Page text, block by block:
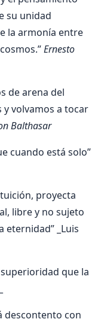
su unidad
la armonía entre
Ernesto
de arena del
volvamos a tocar
Balthasar
cuando está solo”
proyecta
libre y no sujeto
eternidad” _Luis
que la
descontento con